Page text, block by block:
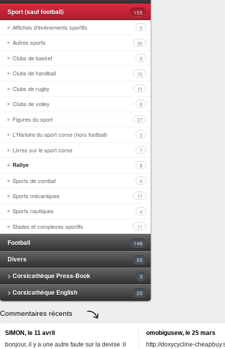
Sport (sauf football) 155
Affiches d'événements sportifs 6
Autres sports 26
Clubs de basket 8
Clubs de handball 16
Clubs de rugby 13
Clubs de volley 8
Figures du sport 27
L'Histoire du sport corse (hors football) 3
Livres sur le sport corse 7
Rallye 3
Sports de combat 6
Sports mécaniques 17
Sports nautiques 4
Stades et complexes sportifs 11
Football 146
Divers 55
> Corsicathèque Press-Book 3
> Corsicathèque English 25
Commentaires récents
SIMON, le 11 avril
bonjour, il y a une autre faute sur la devise :il
omobigusew, le 25 mars
http://doxycycline-